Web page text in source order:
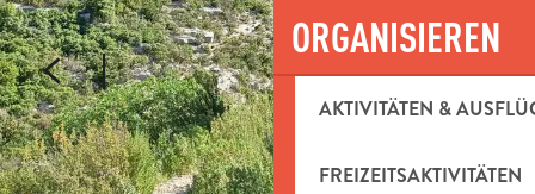
ORGANISIEREN
AKTIVITÄTEN &
FREIZEITSAKTIVITÄTEN